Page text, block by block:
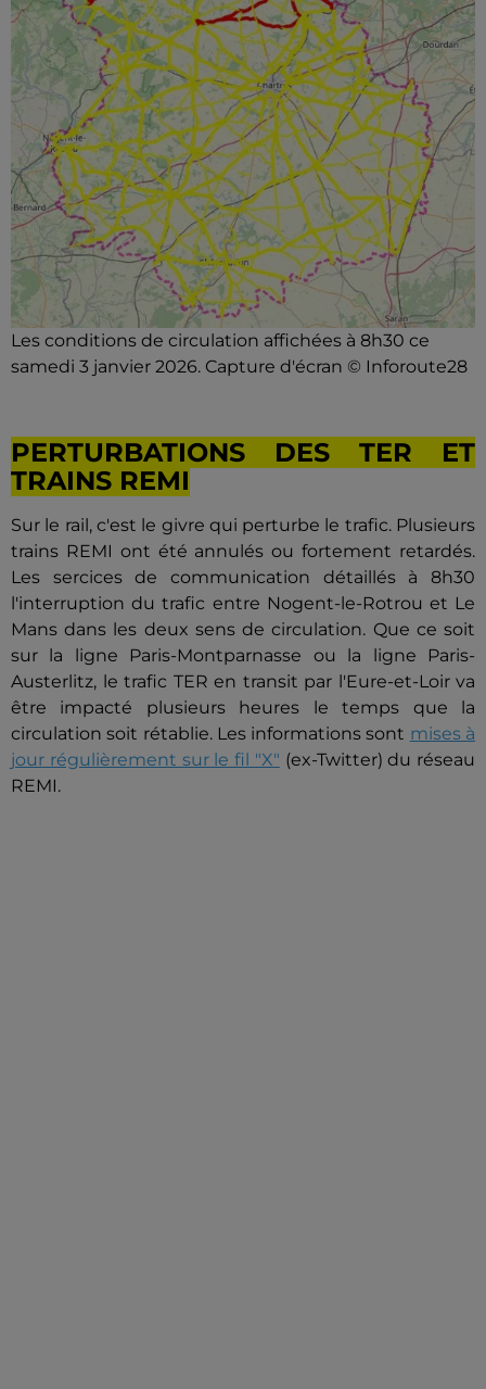
Les conditions de circulation affichées à 8h30 ce
samedi 3 janvier 2026. Capture d'écran © Inforoute28
PERTURBATIONS DES TER ET
TRAINS REMI
Sur le rail, c'est le givre qui perturbe le trafic. Plusieurs
trains REMI ont été annulés ou fortement retardés.
Les sercices de communication détaillés à 8h30
l'interruption du trafic entre Nogent-le-Rotrou et Le
Mans dans les deux sens de circulation. Que ce soit
sur la ligne Paris-Montparnasse ou la ligne Paris-
Austerlitz, le trafic TER en transit par l'Eure-et-Loir va
être impacté plusieurs heures le temps que la
circulation soit rétablie. Les informations sont mises à
jour régulièrement sur le fil "X" (ex-Twitter) du réseau
REMI.